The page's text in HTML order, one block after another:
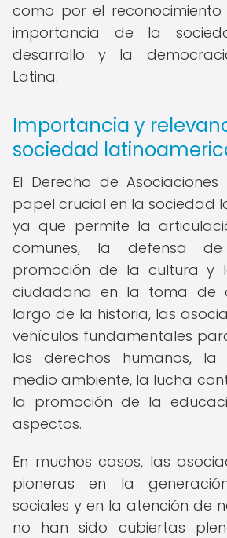
como por el
importancia de la
desarrollo y la
Latina.
Importancia y
sociedad
El Derecho de
papel crucial en la sociedad
ya que permite la
comunes, la defensa
promoción de la cultura y
ciudadana en la toma de
largo de la historia, las
vehículos fundamentales
los derechos humanos, la
medio ambiente, la lucha
la promoción de la
aspectos.
En muchos casos, las
pioneras en la
sociales y en la atención de
no han sido cubiertas